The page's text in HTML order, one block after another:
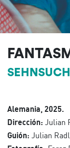
Alemania, 2025.
Dirección: Julian
Guión: Julian